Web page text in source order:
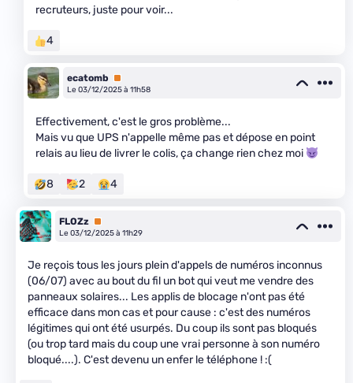
recruteurs, juste pour voir...
4
ecatomb
Premium
Le 03/12/2025 à 11h58
Effectivement, c'est le gros problème...
Mais vu que UPS n'appelle même pas et dépose en point
relais au lieu de livrer le colis, ça change rien chez moi
8 2 4
FLOZz
Premium
Le 03/12/2025 à 11h29
Je reçois tous les jours plein d'appels de numéros inconnus
(06/07) avec au bout du fil un bot qui veut me vendre des
panneaux solaires... Les applis de blocage n'ont pas été
efficace dans mon cas et pour cause : c'est des numéros
légitimes qui ont été usurpés. Du coup ils sont pas bloqués
(ou trop tard mais du coup une vrai personne à son numéro
bloqué....). C'est devenu un enfer le téléphone ! :(